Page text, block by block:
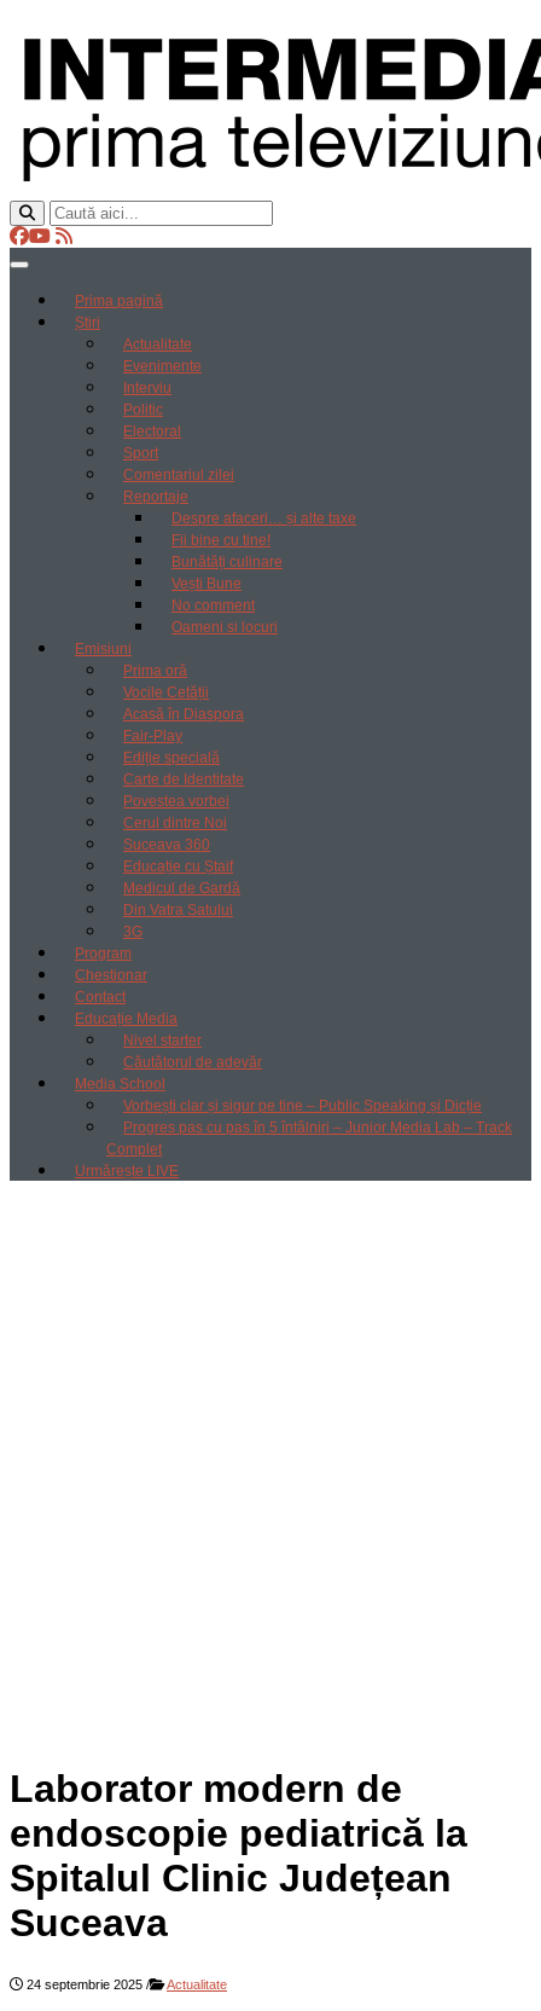
Prima pagină
Știri
Actualitate
Evenimente
Interviu
Politic
Electoral
Sport
Comentariul zilei
Reportaje
Despre afaceri… și alte taxe
Fii bine cu tine!
Bunătăți culinare
Vești Bune
No comment
Oameni si locuri
Emisiuni
Prima oră
Vocile Cetății
Acasă în Diaspora
Fair-Play
Ediție specială
Carte de Identitate
Povestea vorbei
Cerul dintre Noi
Suceava 360
Educație cu Ștaif
Medicul de Gardă
Din Vatra Satului
3G
Program
Chestionar
Contact
Educație Media
Nivel starter
Căutătorul de adevăr
Media School
Vorbești clar și sigur pe tine – Public Speaking și Dicție
Progres pas cu pas în 5 întâlniri – Junior Media Lab – Track
Complet
Urmărește LIVE
Laborator modern de
endoscopie pediatrică la
Spitalul Clinic Județean
Suceava
24 septembrie 2025 / Actualitate